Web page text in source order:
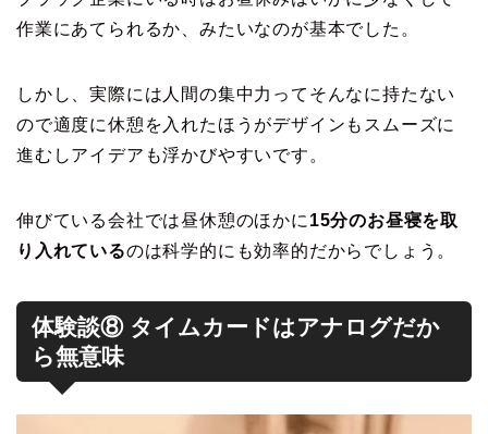
作業にあてられるか、みたいなのが基本でした。
しかし、実際には人間の集中力ってそんなに持たない
ので適度に休憩を入れたほうがデザインもスムーズに
進むしアイデアも浮かびやすいです。
伸びている会社では昼休憩のほかに 15分のお昼寝を取
り入れているのは科学的にも効率的だからでしょう。
体験談⑧ タイムカードはアナログだか
ら無意味